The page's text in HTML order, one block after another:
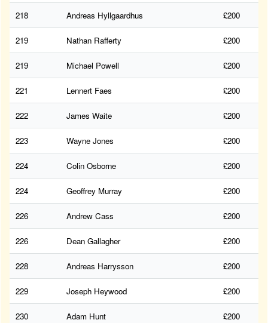
218 Andreas Hyllgaardhus £200
219 Nathan Rafferty £200
219 Michael Powell £200
221 Lennert Faes £200
222 James Waite £200
223 Wayne Jones £200
224 Colin Osborne £200
224 Geoffrey Murray £200
226 Andrew Cass £200
226 Dean Gallagher £200
228 Andreas Harrysson £200
229 Joseph Heywood £200
230 Adam Hunt £200